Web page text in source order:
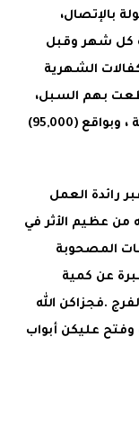
بالإتصال،
كل شهر وقبل
الشهرية
ممن تقطعت بهم السبل،
على اختلاف ظروفها من يتم ومرض وإعاقة ، وبواقع (95,000)
رائدة العمل
من عظيم الأثر في
المصحوبة
عن كمية
.فجزاكن الله
وفتح عليكن أبواب